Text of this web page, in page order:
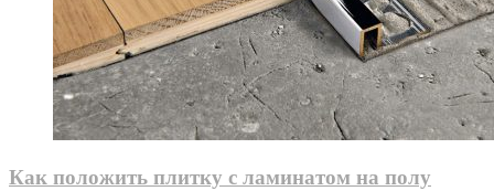
Как положить плитку с ламинатом на полу